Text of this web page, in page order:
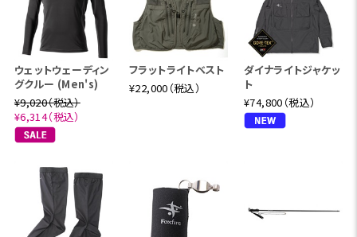
ウェットウェーディン
グクルー (Men's)
¥9,020（税込）
¥6,314（税込）
フラットライトベスト
¥22,000（税込）
ダイナライトジャケッ
ト
¥74,800（税込）